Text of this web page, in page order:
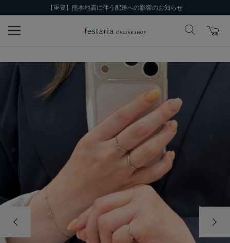
【重要】熊本地震に伴う配送への影響のお知らせ